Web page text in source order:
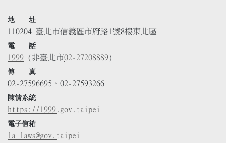
地 址
110204 臺北市信義區市府路1號8樓東北區
電 話
1999 (非臺北市02-27208889)
傳 真
02-27596695、02-27593266
陳情系統
https://1999.gov.taipei
電子信箱
la_laws@gov.taipei